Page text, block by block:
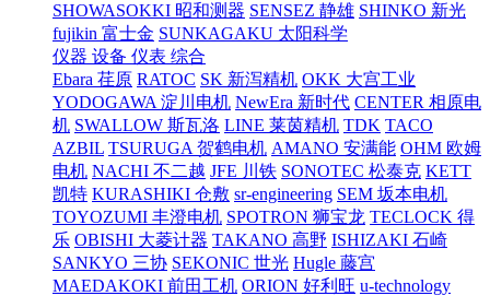
SHOWASOKKI 昭和测器 SENSEZ 静雄 SHINKO 新光
fujikin 富士金 SUNKAGAKU 太阳科学
仪器 设备 仪表 综合
Ebara 荏原 RATOC SK 新泻精机 OKK 大宫工业
YODOGAWA 淀川电机 NewEra 新时代 CENTER 相原电
机 SWALLOW 斯瓦洛 LINE 莱茵精机 TDK TACO
AZBIL TSURUGA 贺鹤电机 AMANO 安满能 OHM 欧姆
电机 NACHI 不二越 JFE 川铁 SONOTEC 松泰克 KETT
凯特 KURASHIKI 仓敷 sr-engineering SEM 坂本电机
TOYOZUMI 丰澄电机 SPOTRON 狮宝龙 TECLOCK 得
乐 OBISHI 大菱计器 TAKANO 高野 ISHIZAKI 石崎
SANKYO 三协 SEKONIC 世光 Hugle 藤宫
MAEDAKOKI 前田工机 ORION 好利旺 u-technology